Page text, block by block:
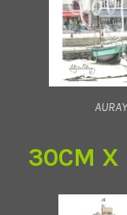
30CM X